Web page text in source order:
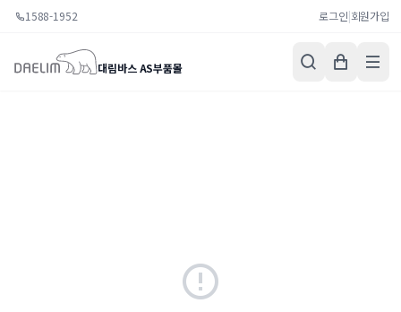
1588-1952 로그인|회원가입
대림바스 AS부품몰